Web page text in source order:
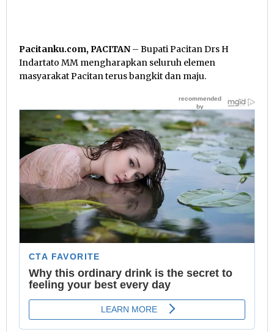
Pacitanku.com, PACITAN – Bupati Pacitan Drs H
Indartato MM mengharapkan seluruh elemen
masyarakat Pacitan terus bangkit dan maju.